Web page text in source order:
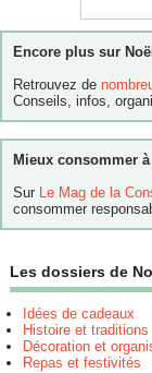
Encore plus sur
Retrouvez de
Conseils, infos,
Mieux consommer
Sur Le Mag de la
consommer
Les dossiers de
Idées de cadeaux
Histoire et traditions
Décoration et
Repas et festivités